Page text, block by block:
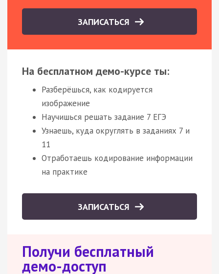
ЗАПИСАТЬСЯ
На бесплатном демо-курсе ты:
Разберёшься, как кодируется
изображение
Научишься решать задание 7 ЕГЭ
Узнаешь, куда округлять в заданиях 7 и
11
Отработаешь кодирование информации
на практике
ЗАПИСАТЬСЯ
Получи бесплатный
демо-доступ